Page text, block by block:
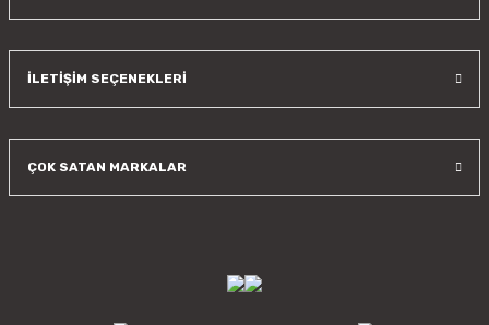
İLETİŞİM SEÇENEKLERİ
ÇOK SATAN MARKALAR